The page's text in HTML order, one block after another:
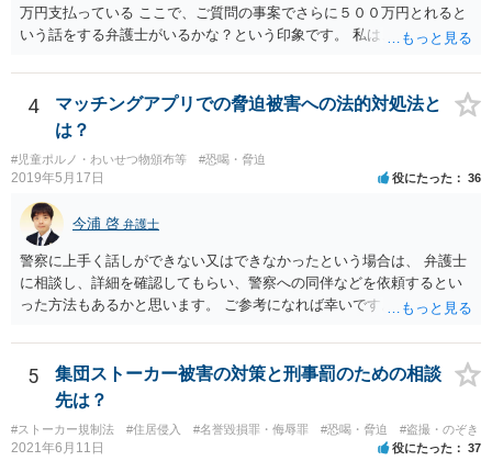
万円支払っている ここで、ご質問の事案でさらに５００万円とれると
いう話をする弁護士がいるかな？という印象です。 私は、そもそも保
校１年生というのも自称ですよね。
4
マッチングアプリでの脅迫被害への法的対処法と
は？
#児童ポルノ・わいせつ物頒布等 #恐喝・脅迫
2019年5月17日 役にたった 36
今浦 啓 弁護士
警察に上手く話しができない又はできなかったという場合は、 弁護士
に相談し、詳細を確認してもらい、警察への同伴などを依頼するとい
った方法もあるかと思います。 ご参考になれば幸いです。
5
集団ストーカー被害の対策と刑事罰のための相談
先は？
#ストーカー規制法 #住居侵入 #名誉毀損罪・侮辱罪 #恐喝・脅迫 #盗撮・のぞき
2021年6月11日 役にたった 37